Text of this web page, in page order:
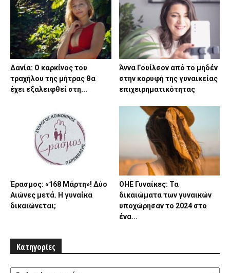
Δανία: Ο καρκίνος του
τραχήλου της μήτρας θα
έχει εξαλειφθεί στη...
Άννα Γουίλσον από το μηδέν
στην κορυφή της γυναικείας
επιχειρηματικότητας
Έρασμος: «168 Μάρτη»! Δύο
Αιώνες μετά. Η γυναίκα
δικαιώνεται;
ΟΗΕ Γυναίκες: Τα
δικαιώματα των γυναικών
υποχώρησαν το 2024 στο
ένα...
Κατηγορίες
Κατηγορίες